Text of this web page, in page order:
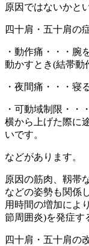
原因ではないかと
四十肩・五十肩の
・動作痛・・・腕
動かすとき(結帯動
・夜間痛・・・寝
・可動域制限・・
横から上げた際に
いです。
などがあります。
原因の筋肉、靱帯
などの姿勢も関係
用時間の増加によ
節周囲炎)を発症す
四十肩・五十肩の